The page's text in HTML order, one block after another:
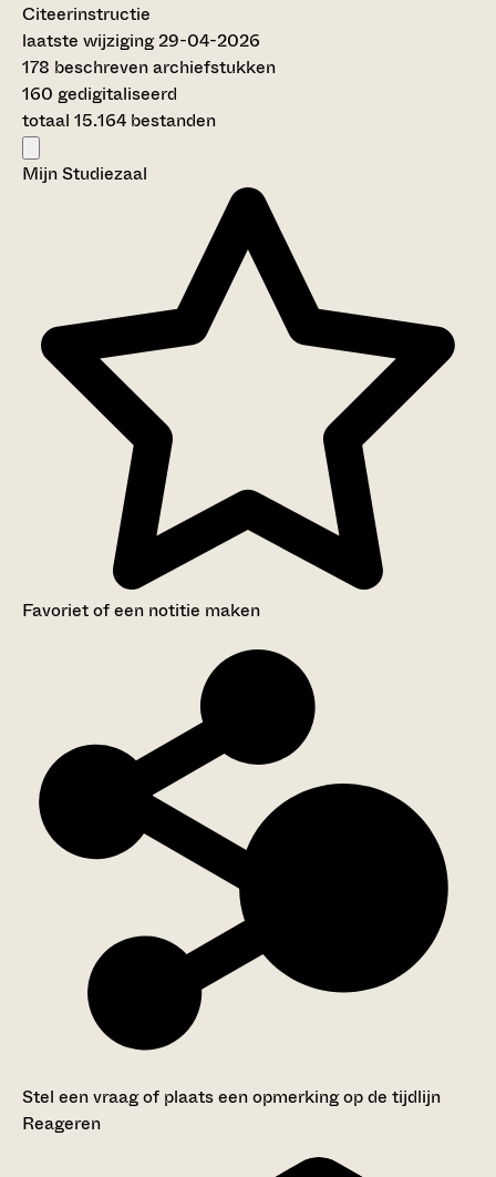
Citeerinstructie
laatste wijziging 29-04-2026
178 beschreven archiefstukken
160 gedigitaliseerd
totaal 15.164 bestanden
Mijn Studiezaal
Favoriet of een notitie maken
Stel een vraag of plaats een opmerking op de tijdlijn
Reageren